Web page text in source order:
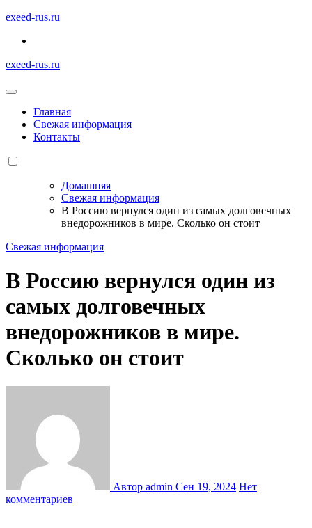
Перейти
содержимому
exeed-rus.ru
exeed-rus.ru
Главная
Свежая информация
Контакты
Домашняя
Свежая информация
В Россию вернулся один из самых долговечных
внедорожников в мире. Сколько он стоит
Свежая информация
В Россию вернулся один из
самых долговечных
внедорожников в мире.
Сколько он стоит
Автор admin Сен 19, 2024 Нет
комментариев